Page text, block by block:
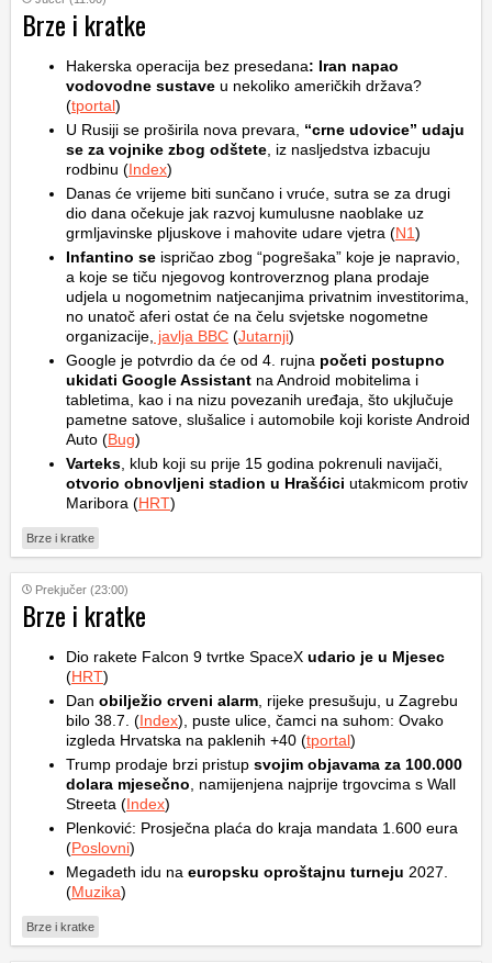
Brze i kratke
Hakerska operacija bez presedana: Iran napao
vodovodne sustave u nekoliko američkih država?
(tportal)
U Rusiji se proširila nova prevara, “crne udovice” udaju
se za vojnike zbog odštete , iz nasljedstva izbacuju
rodbinu (Index)
Danas će vrijeme biti sunčano i vruće, sutra se za drugi
dio dana očekuje jak razvoj kumulusne naoblake uz
grmljavinske pljuskove i mahovite udare vjetra (N1)
Infantino se ispričao zbog “pogrešaka” koje je napravio,
a koje se tiču njegovog kontroverznog plana prodaje
udjela u nogometnim natjecanjima privatnim investitorima,
no unatoč aferi ostat će na čelu svjetske nogometne
organizacije, javlja BBC (Jutarnji)
Google je potvrdio da će od 4. rujna početi postupno
ukidati Google Assistant na Android mobitelima i
tabletima, kao i na nizu povezanih uređaja, što ukjlučuje
pametne satove, slušalice i automobile koji koriste Android
Auto (Bug)
Varteks , klub koji su prije 15 godina pokrenuli navijači,
otvorio obnovljeni stadion u Hrašćici utakmicom protiv
Maribora (HRT)
Brze i kratke
Prekjučer (23:00)
Brze i kratke
Dio rakete Falcon 9 tvrtke SpaceX udario je u Mjesec
(HRT)
Dan obilježio crveni alarm , rijeke presušuju, u Zagrebu
bilo 38.7. (Index), puste ulice, čamci na suhom: Ovako
izgleda Hrvatska na paklenih +40 (tportal)
Trump prodaje brzi pristup svojim objavama za 100.000
dolara mjesečno , namijenjena najprije trgovcima s Wall
Streeta (Index)
Plenković: Prosječna plaća do kraja mandata 1.600 eura
(Poslovni)
Megadeth idu na europsku oproštajnu turneju 2027.
(Muzika)
Brze i kratke